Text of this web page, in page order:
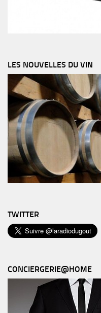
LES NOUVELLES DU VIN
TWITTER
CONCIERGERIE@HOME